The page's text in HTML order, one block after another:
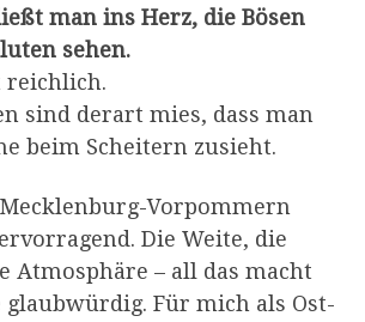
man ins Herz, die Bösen
sehen.
reichlich.
sind derart mies, dass man
beim Scheitern zusieht.
Vorpommern
Die Weite, die
Atmosphäre – all das macht
glaubwürdig. Für mich als Ost-